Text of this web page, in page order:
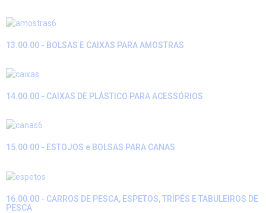
13.00.00 - BOLSAS E CAIXAS PARA AMOSTRAS
14.00.00 - CAIXAS DE PLÁSTICO PARA ACESSÓRIOS
15.00.00 - ESTOJOS e BOLSAS PARA CANAS
16.00.00 - CARROS DE PESCA, ESPETOS, TRIPÉS E TABULEIROS DE
PESCA